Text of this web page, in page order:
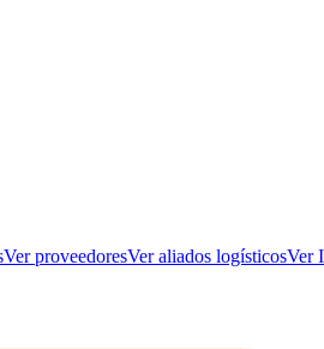
Ver proveedoresVer aliados logísticosVer